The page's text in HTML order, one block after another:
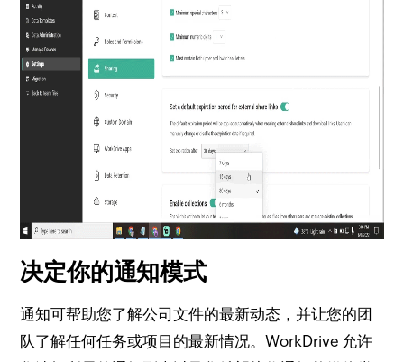
决定你的通知模式
通知可帮助您了解公司文件的最新动态，并让您的团
队了解任何任务或项目的最新情况。WorkDrive 允许